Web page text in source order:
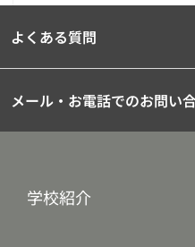
よくある質問
メール・お電話でのお問い
学校紹介